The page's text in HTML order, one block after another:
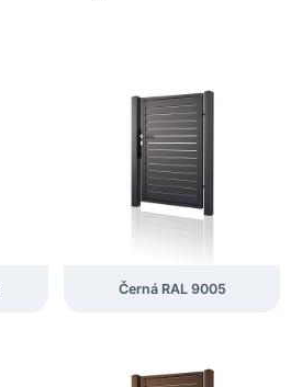
Černá RAL 9005